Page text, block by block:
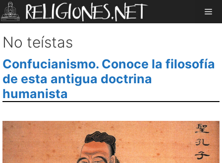
Saltar
al
contenido
No teístas
Confucianismo. Conoce la filosofía
de esta antigua doctrina
humanista